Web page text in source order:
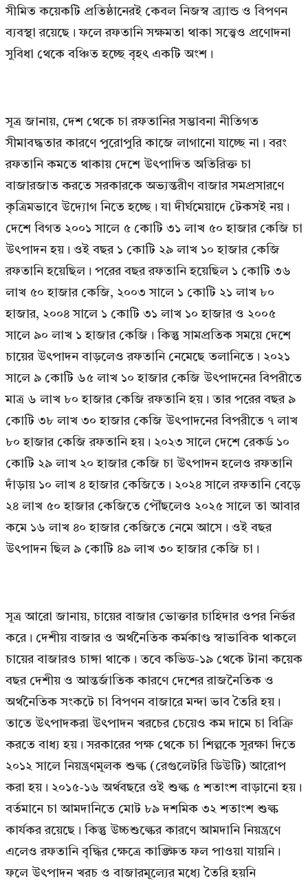
সীমিত কয়েকটি প্রতিষ্ঠানেরই কেবল নিজস্ব ব্র্যান্ড ও বিপণন
ব্যবস্থা রয়েছে। ফলে রফতানি সক্ষমতা থাকা সত্ত্বেও প্রণোদনা
সুবিধা থেকে বঞ্চিত হচ্ছে বৃহৎ একটি অংশ।
সূত্র জানায়, দেশ থেকে চা রফতানির সম্ভাবনা নীতিগত
সীমাবদ্ধতার কারণে পুরোপুরি কাজে লাগানো যাচ্ছে না। বরং
রফতানি কমতে থাকায় দেশে উৎপাদিত অতিরিক্ত চা
বাজারজাত করতে সরকারকে অভ্যন্তরীণ বাজার সমপ্রসারণে
কৃত্রিমভাবে উদ্যোগ নিতে হচ্ছে। যা দীর্ঘমেয়াদে টেকসই নয়।
দেশে বিগত ২০০১ সালে ৫ কোটি ৩১ লাখ ৫০ হাজার কেজি চা
উৎপাদন হয়। ওই বছর ১ কোটি ২৯ লাখ ১০ হাজার কেজি
রফতানি হয়েছিল। পরের বছর রফতানি হয়েছিল ১ কোটি ৩৬
লাখ ৫০ হাজার কেজি, ২০০৩ সালে ১ কোটি ২১ লাখ ৮০
হাজার, ২০০৪ সালে ১ কোটি ৩১ লাখ ১০ হাজার ও ২০০৫
সালে ৯০ লাখ ১ হাজার কেজি। কিন্তু সামপ্রতিক সময়ে দেশে
চায়ের উৎপাদন বাড়লেও রফতানি নেমেছে তলানিতে। ২০২১
সালে ৯ কোটি ৬৫ লাখ ১০ হাজার কেজি উৎপাদনের বিপরীতে
মাত্র ৬ লাখ ৮০ হাজার কেজি রফতানি হয়। তার পরের বছর ৯
কোটি ৩৮ লাখ ৩০ হাজার কেজি উৎপাদনের বিপরীতে ৭ লাখ
৮০ হাজার কেজি রফতানি হয়। ২০২৩ সালে দেশে রেকর্ড ১০
কোটি ২৯ লাখ ২০ হাজার কেজি চা উৎপাদন হলেও রফতানি
দাঁড়ায় ১০ লাখ ৪ হাজার কেজিতে। ২০২৪ সালে রফতানি বেড়ে
২৪ লাখ ৫০ হাজার কেজিতে পৌঁছলেও ২০২৫ সালে তা আবার
কমে ১৬ লাখ ৪০ হাজার কেজিতে নেমে আসে। ওই বছর
উৎপাদন ছিল ৯ কোটি ৪৯ লাখ ৩০ হাজার কেজি চা।
সূত্র আরো জানায়, চায়ের বাজার ভোক্তার চাহিদার ওপর নির্ভর
করে। দেশীয় বাজার ও অর্থনৈতিক কর্মকাণ্ড স্বাভাবিক থাকলে
চায়ের বাজারও চাঙ্গা থাকে। তবে কভিড-১৯ থেকে টানা কয়েক
বছর দেশীয় ও আন্তর্জাতিক কারণে দেশের রাজনৈতিক ও
অর্থনৈতিক সংকটে চা বিপণন বাজারে মন্দা ভাব তৈরি হয়।
তাতে উৎপাদকরা উৎপাদন খরচের চেয়েও কম দামে চা বিক্রি
করতে বাধ্য হয়। সরকারের পক্ষ থেকে চা শিল্পকে সুরক্ষা দিতে
২০১২ সালে নিয়ন্ত্রণমূলক শুল্ক (রেগুলেটরি ডিউটি) আরোপ
করা হয়। ২০১৫-১৬ অর্থবছরে ওই শুল্ক ৫ শতাংশ বাড়ানো হয়।
বর্তমানে চা আমদানিতে মোট ৮৯ দশমিক ৩২ শতাংশ শুল্ক
কার্যকর রয়েছে। কিন্তু উচ্চশুল্কের কারণে আমদানি নিয়ন্ত্রণে
এলেও রফতানি বৃদ্ধির ক্ষেত্রে কাঙ্ক্ষিত ফল পাওয়া যায়নি।
ফলে উৎপাদন খরচ ও বাজারমূল্যের মধ্যে তৈরি হয়নি